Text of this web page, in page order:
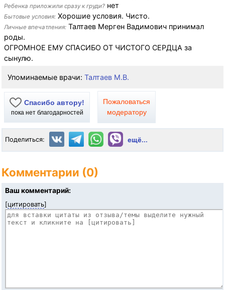
Ребенка приложили сразу к груди? нет
Бытовые условия: Хорошие условия. Чисто.
Личные впечатления: Талтаев Мерген Вадимович принимал
роды.
ОГРОМНОЕ ЕМУ СПАСИБО ОТ ЧИСТОГО СЕРДЦА за
сынулю.
Упоминаемые врачи: Талтаев М.В.
Спасибо автору!
пока нет благодарностей
Пожаловаться
модератору
Поделиться: ещё...
Комментарии (0)
Ваш комментарий:
[цитировать]